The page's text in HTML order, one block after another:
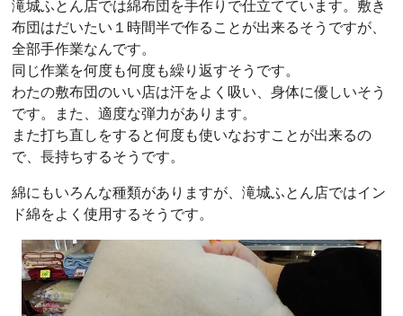
滝城ふとん店では綿布団を手作りで仕立てています。敷き
布団はだいたい１時間半で作ることが出来るそうですが、
全部手作業なんです。
同じ作業を何度も何度も繰り返すそうです。
わたの敷布団のいい店は汗をよく吸い、身体に優しいそう
です。また、適度な弾力があります。
また打ち直しをすると何度も使いなおすことが出来るの
で、長持ちするそうです。
綿にもいろんな種類がありますが、滝城ふとん店ではイン
ド綿をよく使用するそうです。